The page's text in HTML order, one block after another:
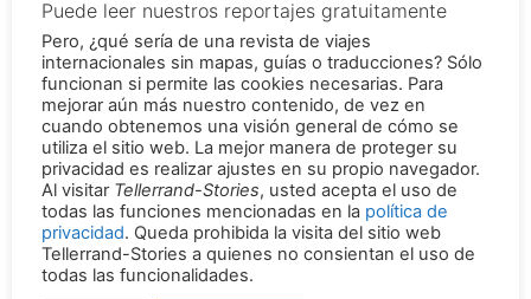
Haga clic aquí para ver un informe detallado
sobre una auténticaRaclette de queso suizo
del Valais.
Puede leer nuestros reportajes gratuitamente
Pero, ¿qué sería de una revista de viajes
internacionales sin mapas, guías o traducciones? Sólo
funcionan si permite las cookies necesarias. Para
mejorar aún más nuestro contenido, de vez en
cuando obtenemos una visión general de cómo se